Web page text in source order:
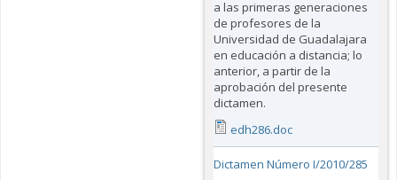
a las primeras generaciones
de profesores de la
Universidad de Guadalajara
en educación a distancia; lo
anterior, a partir de la
aprobación del presente
dictamen.
edh286.doc
Dictamen Número I/2010/285